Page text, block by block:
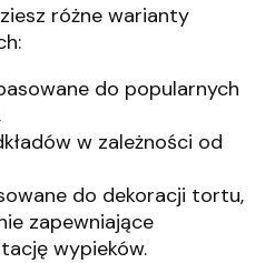
różne warianty
do popularnych
w zależności od
do dekoracji tortu,
zapewniające
wypieków.